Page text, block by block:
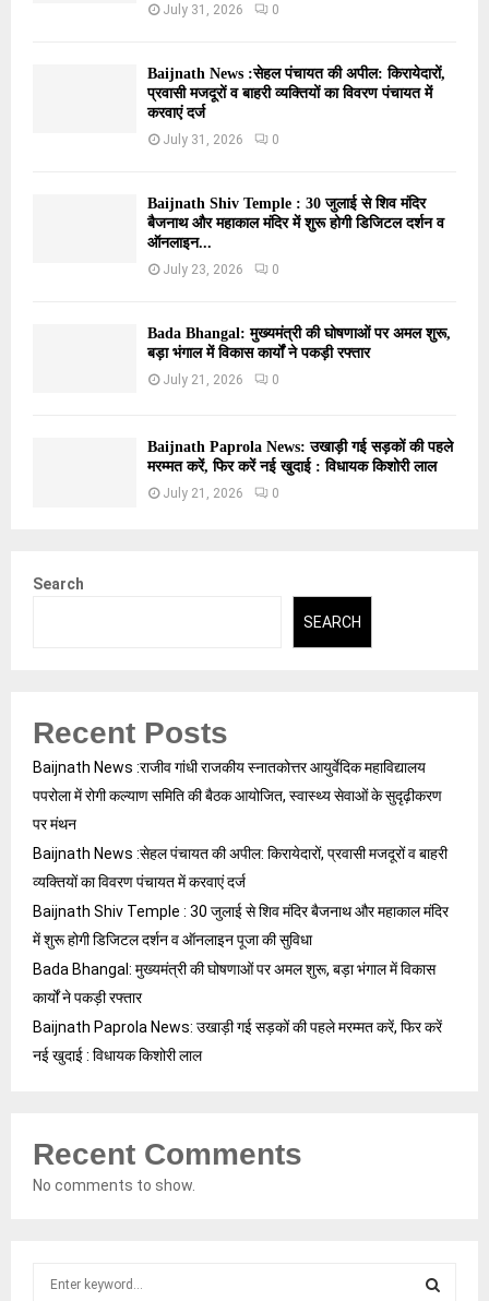
July 31, 2026 0
Baijnath News :सेहल पंचायत की अपील: किरायेदारों,
प्रवासी मजदूरों व बाहरी व्यक्तियों का विवरण पंचायत में
करवाएं दर्ज
July 31, 2026 0
Baijnath Shiv Temple : 30 जुलाई से शिव मंदिर
बैजनाथ और महाकाल मंदिर में शुरू होगी डिजिटल दर्शन व
ऑनलाइन...
July 23, 2026 0
Bada Bhangal: मुख्यमंत्री की घोषणाओं पर अमल शुरू,
बड़ा भंगाल में विकास कार्यों ने पकड़ी रफ्तार
July 21, 2026 0
Baijnath Paprola News: उखाड़ी गई सड़कों की पहले
मरम्मत करें, फिर करें नई खुदाई : विधायक किशोरी लाल
July 21, 2026 0
Search
SEARCH
Recent Posts
Baijnath News :राजीव गांधी राजकीय स्नातकोत्तर आयुर्वेदिक महाविद्यालय
पपरोला में रोगी कल्याण समिति की बैठक आयोजित, स्वास्थ्य सेवाओं के सुदृढ़ीकरण
पर मंथन
Baijnath News :सेहल पंचायत की अपील: किरायेदारों, प्रवासी मजदूरों व बाहरी
व्यक्तियों का विवरण पंचायत में करवाएं दर्ज
Baijnath Shiv Temple : 30 जुलाई से शिव मंदिर बैजनाथ और महाकाल मंदिर
में शुरू होगी डिजिटल दर्शन व ऑनलाइन पूजा की सुविधा
Bada Bhangal: मुख्यमंत्री की घोषणाओं पर अमल शुरू, बड़ा भंगाल में विकास
कार्यों ने पकड़ी रफ्तार
Baijnath Paprola News: उखाड़ी गई सड़कों की पहले मरम्मत करें, फिर करें
नई खुदाई : विधायक किशोरी लाल
Recent Comments
No comments to show.